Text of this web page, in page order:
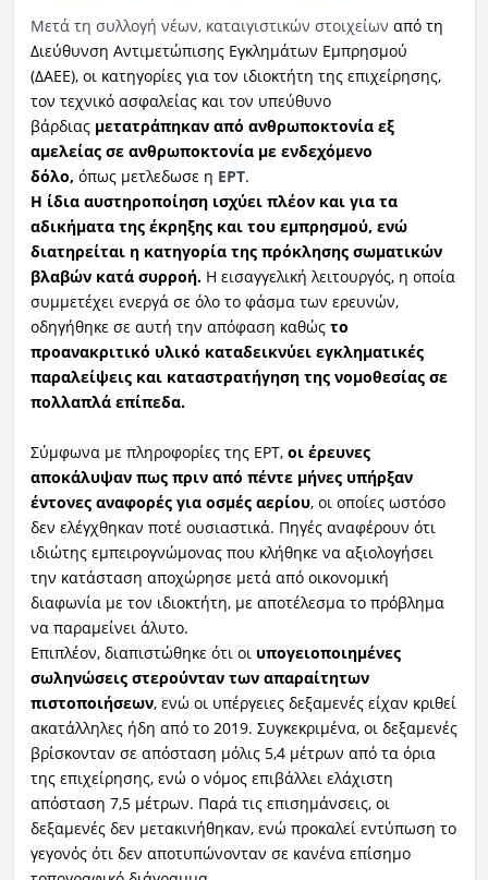
Μετά τη συλλογή νέων, καταιγιστικών στοιχείων από τη
Διεύθυνση Αντιμετώπισης Εγκλημάτων Εμπρησμού
(ΔΑΕΕ), οι κατηγορίες για τον ιδιοκτήτη της επιχείρησης,
τον τεχνικό ασφαλείας και τον υπεύθυνο
βάρδιας μετατράπηκαν από ανθρωποκτονία εξ
αμελείας σε ανθρωποκτονία με ενδεχόμενο
δόλο, όπως μετλεδωσε η ΕΡΤ.
Η ίδια αυστηροποίηση ισχύει πλέον και για τα
αδικήματα της έκρηξης και του εμπρησμού, ενώ
διατηρείται η κατηγορία της πρόκλησης σωματικών
βλαβών κατά συρροή.Η εισαγγελική λειτουργός, η οποία
συμμετέχει ενεργά σε όλο το φάσμα των ερευνών,
οδηγήθηκε σε αυτή την απόφαση καθώς το
προανακριτικό υλικό καταδεικνύει εγκληματικές
παραλείψεις και καταστρατήγηση της νομοθεσίας σε
πολλαπλά επίπεδα.
Σύμφωνα με πληροφορίες της ΕΡΤ, οι έρευνες
αποκάλυψαν πως πριν από πέντε μήνες υπήρξαν
έντονες αναφορές για οσμές αερίου, οι οποίες ωστόσο
δεν ελέγχθηκαν ποτέ ουσιαστικά. Πηγές αναφέρουν ότι
ιδιώτης εμπειρογνώμονας που κλήθηκε να αξιολογήσει
την κατάσταση αποχώρησε μετά από οικονομική
διαφωνία με τον ιδιοκτήτη, με αποτέλεσμα το πρόβλημα
να παραμείνει άλυτο.
Επιπλέον, διαπιστώθηκε ότι οι υπογειοποιημένες
σωληνώσεις στερούνταν των απαραίτητων
πιστοποιήσεων, ενώ οι υπέργειες δεξαμενές είχαν κριθεί
ακατάλληλες ήδη από το 2019. Συγκεκριμένα, οι δεξαμενές
βρίσκονταν σε απόσταση μόλις 5,4 μέτρων από τα όρια
της επιχείρησης, ενώ ο νόμος επιβάλλει ελάχιστη
απόσταση 7,5 μέτρων. Παρά τις επισημάνσεις, οι
δεξαμενές δεν μετακινήθηκαν, ενώ προκαλεί εντύπωση το
γεγονός ότι δεν αποτυπώνονταν σε κανένα επίσημο